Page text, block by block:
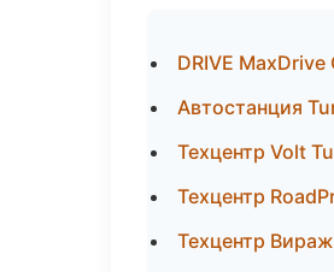
DRIVE
Автостанция
Техцентр Volt
Техцентр
Техцентр